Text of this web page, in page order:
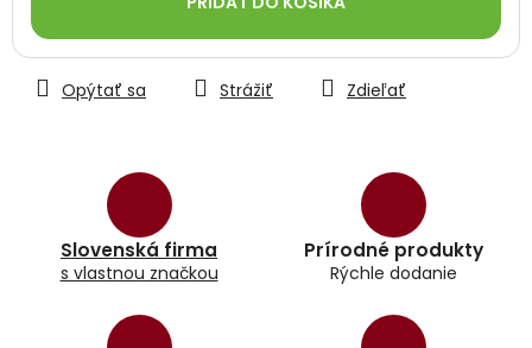
Slovenská firma
s vlastnou značkou
Prírodné produkty
Rýchle dodanie
Opýtať sa Strážiť Zdieľať